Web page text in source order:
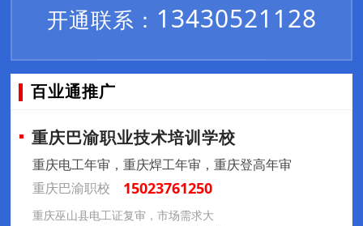
开通联系： 13430521128
百业通推广
重庆巴渝职业技术培训学校
重庆电工年审，重庆焊工年审，重庆登高年审
重庆巴渝职校
15023761250
重庆巫山县电工证复审，市场需求大